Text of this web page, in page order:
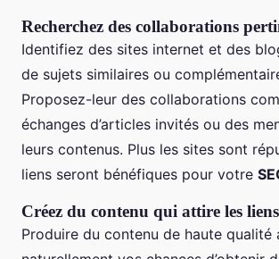
Recherchez des collaborations
Identifiez des sites internet et des
de sujets similaires ou
Proposez-leur des collaborations
échanges d’articles invités ou des
leurs contenus. Plus les sites sont
liens seront bénéfiques pour votre
Créez du contenu qui attire les liens
Produire du contenu de haute qualité